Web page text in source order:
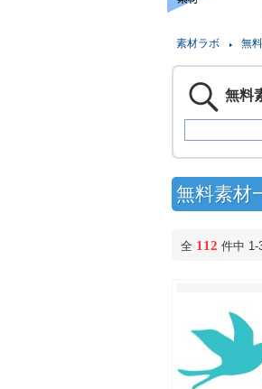
素材ラボ 無
無料
無料素材
全 112 件中 1-